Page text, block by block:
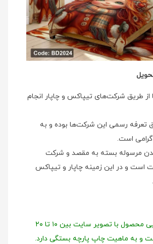
طریق شرکت‌های تیپاکس و چاپار انجام
تعرفه رسمی این شرکت‌ها بوده و به
است.
مرسوله بسته به مقصد و شرکت
است و در این زمینه چاپار و تیپاکس
اختلاف رنگ نهایی محصول با تصویر سایت بین ۱۰ تا ۲۰
و به ماهیت چاپ پارچه بستگی دارد.